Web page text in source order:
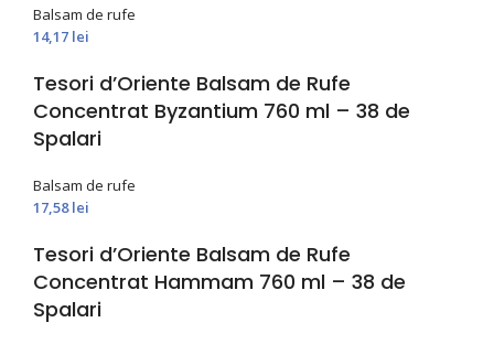
Balsam de rufe
14,17 lei
Tesori d’Oriente Balsam de Rufe
Concentrat Byzantium 760 ml – 38 de
Spalari
Balsam de rufe
17,58lei
Tesori d’Oriente Balsam de Rufe
Concentrat Hammam 760 ml – 38 de
Spalari